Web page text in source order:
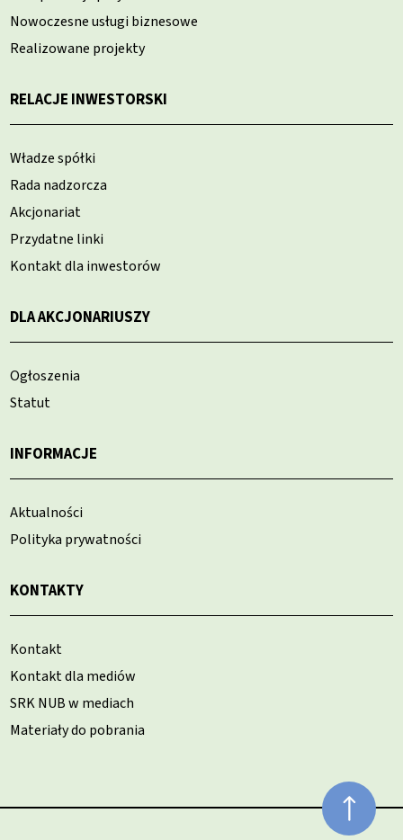
Nowoczesne usługi biznesowe
Realizowane projekty
RELACJE INWESTORSKI
Władze spółki
Rada nadzorcza
Akcjonariat
Przydatne linki
Kontakt dla inwestorów
DLA AKCJONARIUSZY
Ogłoszenia
Statut
INFORMACJE
Aktualności
Polityka prywatności
KONTAKTY
Kontakt
Kontakt dla mediów
SRK NUB w mediach
Materiały do pobrania